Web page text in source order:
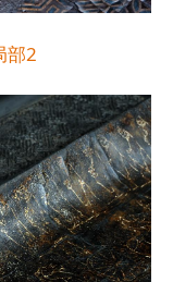
部2